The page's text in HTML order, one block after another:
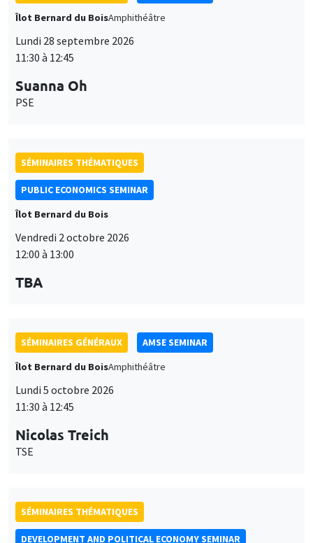
Îlot Bernard du BoisAmphithéâtre
Lundi 28 septembre 2026
11:30 à 12:45
Suanna Oh
PSE
SÉMINAIRES THÉMATIQUES
PUBLIC ECONOMICS SEMINAR
Îlot Bernard du Bois
Vendredi 2 octobre 2026
12:00 à 13:00
TBA
SÉMINAIRES GÉNÉRAUX
AMSE SEMINAR
Îlot Bernard du BoisAmphithéâtre
Lundi 5 octobre 2026
11:30 à 12:45
Nicolas Treich
TSE
SÉMINAIRES THÉMATIQUES
DEVELOPMENT AND POLITICAL ECONOMY SEMINAR